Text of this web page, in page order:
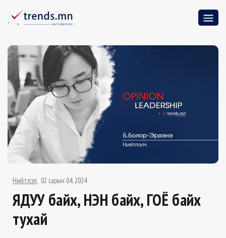
Нийтлэл 02 сарын 04, 2024
ЯДУУ байх, ҮНЭН байх, ГОЁ байх
тухай